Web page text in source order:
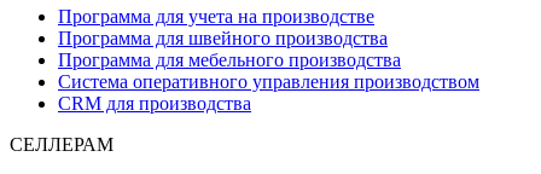
Программа для учета на производстве
Программа для швейного производства
Программа для мебельного производства
Система оперативного управления производством
CRM для производства
СЕЛЛЕРАМ